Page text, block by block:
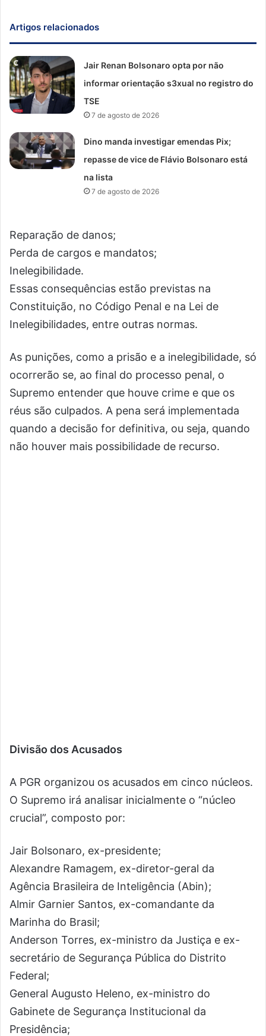
Artigos relacionados
Jair Renan Bolsonaro opta por não
informar orientação s3xual no registro do
TSE
7 de agosto de 2026
Dino manda investigar emendas Pix;
repasse de vice de Flávio Bolsonaro está
na lista
7 de agosto de 2026
Reparação de danos;
Perda de cargos e mandatos;
Inelegibilidade.
Essas consequências estão previstas na
Constituição, no Código Penal e na Lei de
Inelegibilidades, entre outras normas.
As punições, como a prisão e a inelegibilidade, só
ocorrerão se, ao final do processo penal, o
Supremo entender que houve crime e que os
réus são culpados. A pena será implementada
quando a decisão for definitiva, ou seja, quando
não houver mais possibilidade de recurso.
Divisão dos Acusados
A PGR organizou os acusados em cinco núcleos.
O Supremo irá analisar inicialmente o “núcleo
crucial”, composto por:
Jair Bolsonaro, ex-presidente;
Alexandre Ramagem, ex-diretor-geral da
Agência Brasileira de Inteligência (Abin);
Almir Garnier Santos, ex-comandante da
Marinha do Brasil;
Anderson Torres, ex-ministro da Justiça e ex-
secretário de Segurança Pública do Distrito
Federal;
General Augusto Heleno, ex-ministro do
Gabinete de Segurança Institucional da
Presidência;